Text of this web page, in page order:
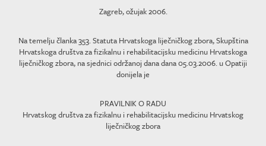
Zagreb, ožujak 2006.
Na temelju članka 353. Statuta Hrvatskoga liječničkog zbora, Skupština
Hrvatskoga društva za fizikalnu i rehabilitacijsku medicinu Hrvatskoga
liječničkog zbora, na sjednici održanoj dana dana 05.03.2006. u Opatiji
donijela je
PRAVILNIK O RADU
Hrvatskog društva za fizikalnu i rehabilitacijsku medicinu Hrvatskog
liječničkog zbora